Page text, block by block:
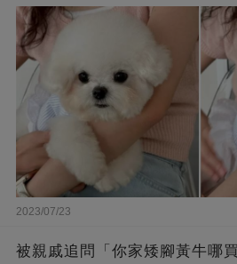
2023/07/23
被親戚追問「你家矮腳黃牛哪